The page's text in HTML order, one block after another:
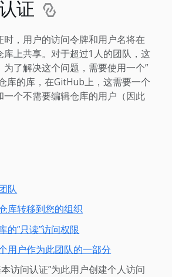
证
时，用户的访问令牌和用户名将在
库上共享。对于超过1人的团队，这
了解决这个问题，需要使用一个”
库的库，在GitHub上，这需要一个
一个不需要编辑仓库的用户（因此
队
库转移到您的组织
的”只读”访问权限
用户作为此团队的一部分
访问认证”为此用户创建个人访问